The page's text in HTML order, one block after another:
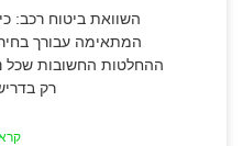
השוואת ביטוח רכב:
המתאימה עבורך
ההחלטות החשובות שכל
רק